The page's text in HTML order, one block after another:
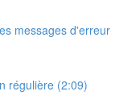
messages d'erreur
régulière (2:09)